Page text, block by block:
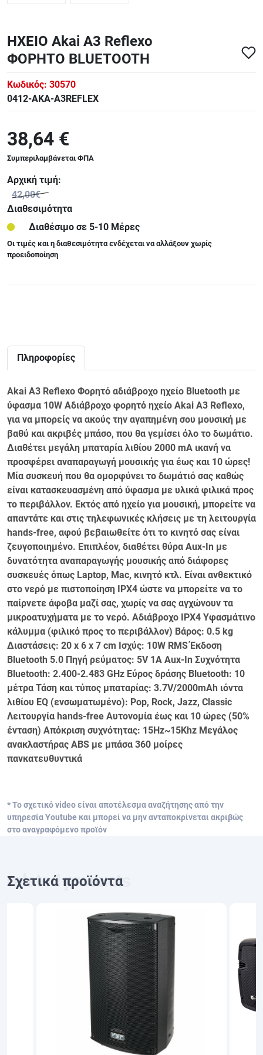
ΗΧΕΙΟ Akai A3 Reflexo
ΦΟΡΗΤΟ BLUETOOTH
Κωδικός: 30570
0412-AKA-A3REFLEX
38,64 €
Συμπεριλαμβάνεται ΦΠΑ
Αρχική τιμή:
42,00€
Διαθεσιμότητα
Διαθέσιμο σε 5-10 Μέρες
Οι τιμές και η διαθεσιμότητα ενδέχεται να αλλάξουν χωρίς
προειδοποίηση
Πληροφορίες
Akai A3 Reflexo Φορητό αδιάβροχο ηχείο Bluetooth με
ύφασμα 10W Αδιάβροχο φορητό ηχείο Akai A3 Reflexo,
για να μπορείς να ακούς την αγαπημένη σου μουσική με
βαθύ και ακριβές μπάσο, που θα γεμίσει όλο το δωμάτιο.
Διαθέτει μεγάλη μπαταρία λιθίου 2000 mA ικανή να
προσφέρει αναπαραγωγή μουσικής για έως και 10 ώρες!
Μία συσκευή που θα ομορφύνει το δωμάτιό σας καθώς
είναι κατασκευασμένη από ύφασμα με υλικά φιλικά προς
το περιβάλλον. Εκτός από ηχείο για μουσική, μπορείτε να
απαντάτε και στις τηλεφωνικές κλήσεις με τη λειτουργία
hands-free, αφού βεβαιωθείτε ότι το κινητό σας είναι
ζευγοποιημένο. Επιπλέον, διαθέτει θύρα Aux-In με
δυνατότητα αναπαραγωγής μουσικής από διάφορες
συσκευές όπως Laptop, Mac, κινητό κτλ. Είναι ανθεκτικό
στο νερό με πιστοποίηση IPX4 ώστε να μπορείτε να το
παίρνετε άφοβα μαζί σας, χωρίς να σας αγχώνουν τα
μικροατυχήματα με το νερό. Αδιάβροχο IPX4 Υφασμάτινο
κάλυμμα (φιλικό προς το περιβάλλον) Βάρος: 0.5 kg
Διαστάσεις: 20 x 6 x 7 cm Ισχύς: 10W RMS Έκδοση
Bluetooth 5.0 Πηγή ρεύματος: 5V 1A Aux-In Συχνότητα
Bluetooth: 2.400-2.483 GHz Εύρος δράσης Bluetooth: 10
μέτρα Τάση και τύπος μπαταρίας: 3.7V/2000mAh ιόντα
λιθίου EQ (ενσωματωμένο): Pop, Rock, Jazz, Classic
Λειτουργία hands-free Aυτονομία έως και 10 ώρες (50%
ένταση) Απόκριση συχνότητας: 15Hz~15Khz Mεγάλος
ανακλαστήρας ABS με μπάσα 360 μοίρες
πανκατευθυντικά
* Το σχετικό video είναι αποτέλεσμα αναζήτησης από την
υπηρεσία Youtube και μπορεί να μην ανταποκρίνεται ακριβώς
στο αναγραφόμενο προϊόν
Σχετικά προϊόντα